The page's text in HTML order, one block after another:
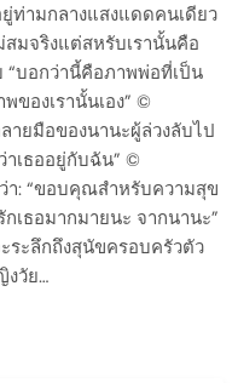
ท่ามกลางแสงแดดคนเดียว
มจริงแต่สหรับเรานั้นคือ
บอกว่านี้คือภาพพ่อที่เป็น
ของเรานั้นเอง” ©
ายมือของนานะผู้ล่วงลับไป
เธออยู่กับฉัน” ©
า: “ขอบคุณสำหรับความสุข
เธอมากมายนะ จากนานะ”
ระลึกถึงสุนัขครอบครัวตัว
งวัย…